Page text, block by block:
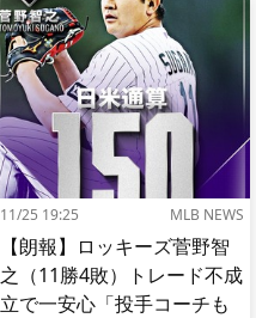
11/25 19:25 MLB NEWS
【朗報】ロッキーズ菅野智
之（11勝4敗）トレード不成
立で一安心「投手コーチも